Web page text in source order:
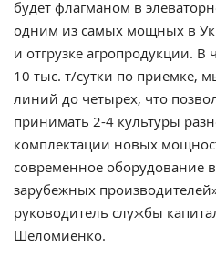
будет флагманом в
одним из самых мощных в
и отгрузке агропродукции. В
10 тыс. т/сутки по приемке,
линий до четырех, что
принимать 2-4 культуры
комплектации новых
современное оборудование
зарубежных
руководитель службы
Шеломиенко.